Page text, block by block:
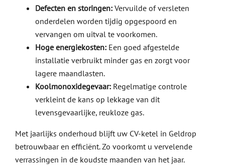
Defecten en storingen:Vervuilde of versleten
onderdelen worden tijdig opgespoord en
vervangen om uitval te voorkomen.
Hoge energiekosten:Een goed afgestelde
installatie verbruikt minder gas en zorgt voor
lagere maandlasten.
Koolmonoxidegevaar:Regelmatige controle
verkleint de kans op lekkage van dit
levensgevaarlijke, reukloze gas.
Met jaarlijks onderhoud blijft uw CV-ketel in Geldrop
betrouwbaar en efficiënt. Zo voorkomt u vervelende
verrassingen in de koudste maanden van het jaar.